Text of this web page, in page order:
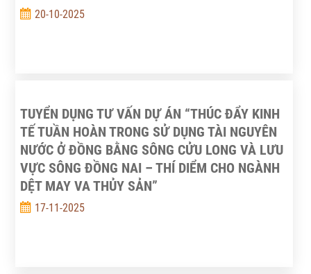
20-10-2025
TUYỂN DỤNG TƯ VẤN DỰ ÁN “THÚC ĐẨY KINH
TẾ TUẦN HOÀN TRONG SỬ DỤNG TÀI NGUYÊN
NƯỚC Ở ĐỒNG BẰNG SÔNG CỬU LONG VÀ LƯU
VỰC SÔNG ĐỒNG NAI – THÍ DIỂM CHO NGÀNH
DỆT MAY VA THỦY SẢN”
17-11-2025